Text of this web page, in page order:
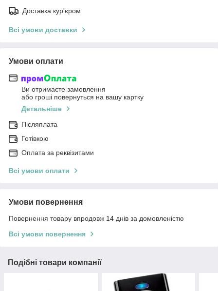
Доставка кур'єром
Всі умови доставки
Умови оплати
Ви отримаєте замовлення
або гроші повернуться на вашу картку
Детальніше
Післяплата
Готівкою
Оплата за реквізитами
Всі умови оплати
Умови повернення
Повернення товару впродовж 14 днів за домовленістю
Всі умови повернення
Подібні товари компанії